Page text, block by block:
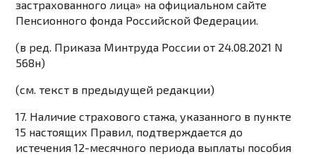
застрахованного лица» на официальном сайте
Пенсионного фонда Российской Федерации.
(в ред. Приказа Минтруда России от 24.08.2021 N
568н)
(см. текст в предыдущей редакции)
17. Наличие страхового стажа, указанного в пункте
15 настоящих Правил, подтверждается до
истечения 12-месячного периода выплаты пособия